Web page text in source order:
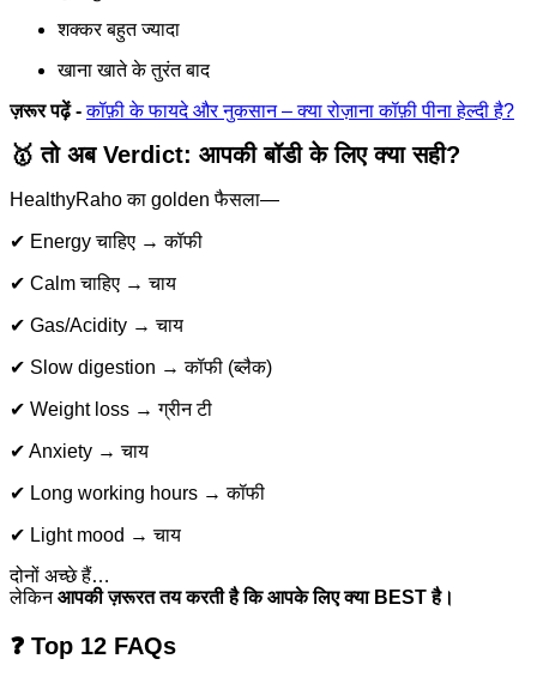
शक्कर बहुत ज्यादा
खाना खाते के तुरंत बाद
ज़रूर पढ़ें -कॉफ़ी के फायदे और नुकसान – क्या रोज़ाना कॉफ़ी पीना हेल्दी है?
🥇तो अब Verdict: आपकी बॉडी के लिए क्या सही?
HealthyRaho का golden फैसला—
✔ Energy चाहिए → कॉफी
✔ Calm चाहिए → चाय
✔ Gas/Acidity → चाय
✔ Slow digestion → कॉफी (ब्लैक)
✔ Weight loss → ग्रीन टी
✔ Anxiety → चाय
✔ Long working hours → कॉफी
✔ Light mood → चाय
दोनों अच्छे हैं…
लेकिनआपकी ज़रूरत तय करती है कि आपके लिए क्या BEST है।
❓ Top 12 FAQs